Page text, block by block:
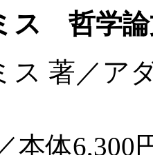
ス 哲学論
ス 著／ア
本体6,300